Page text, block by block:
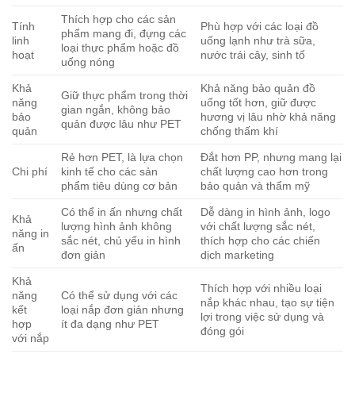
Tính
linh
hoạt
Thích hợp cho các sản
phẩm mang đi, đựng các
loại thực phẩm hoặc đồ
uống nóng
Phù hợp với các loại đồ
uống lạnh như trà sữa,
nước trái cây, sinh tố
Khả
năng
bảo
quản
Giữ thực phẩm trong thời
gian ngắn, không bảo
quản được lâu như PET
Khả năng bảo quản đồ
uống tốt hơn, giữ được
hương vị lâu nhờ khả năng
chống thấm khí
Chi phí
Rẻ hơn PET, là lựa chọn
kinh tế cho các sản
phẩm tiêu dùng cơ bản
Đắt hơn PP, nhưng mang lại
chất lượng cao hơn trong
bảo quản và thẩm mỹ
Khả
năng in
ấn
Có thể in ấn nhưng chất
lượng hình ảnh không
sắc nét, chủ yếu in hình
đơn giản
Dễ dàng in hình ảnh, logo
với chất lượng sắc nét,
thích hợp cho các chiến
dịch marketing
Khả
năng
kết
hợp
với nắp
Có thể sử dụng với các
loại nắp đơn giản nhưng
ít đa dạng như PET
Thích hợp với nhiều loại
nắp khác nhau, tạo sự tiện
lợi trong việc sử dụng và
đóng gói